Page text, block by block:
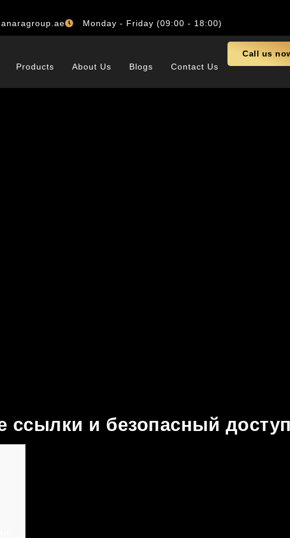
Monday - Friday (09:00 - 18:00)
Products About Us Blogs Contact Us
Call us
ссылки и безопасный